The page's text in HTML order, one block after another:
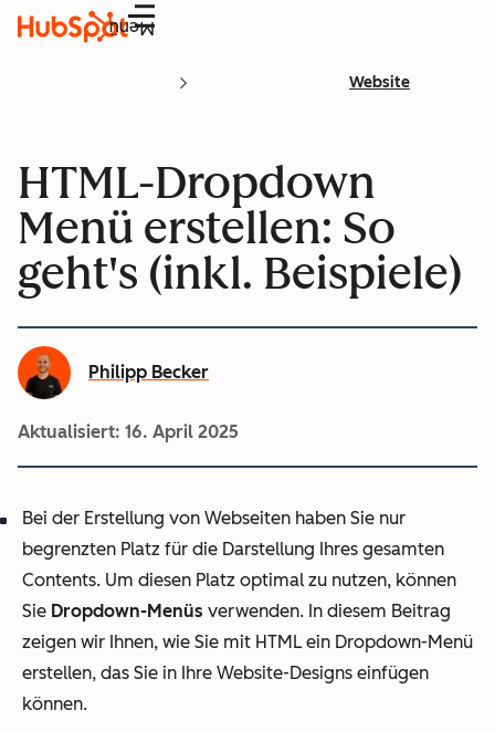
Menü
Website
HTML-Dropdown
Menü erstellen: So
geht's (inkl. Beispiele)
Philipp Becker
Aktualisiert: 16. April 2025
Bei der Erstellung von Webseiten haben Sie nur
begrenzten Platz für die Darstellung Ihres gesamten
Contents. Um diesen Platz optimal zu nutzen, können
Sie Dropdown-Menüs verwenden. In diesem Beitrag
zeigen wir Ihnen, wie Sie mit HTML ein Dropdown-Menü
erstellen, das Sie in Ihre Website-Designs einfügen
können.